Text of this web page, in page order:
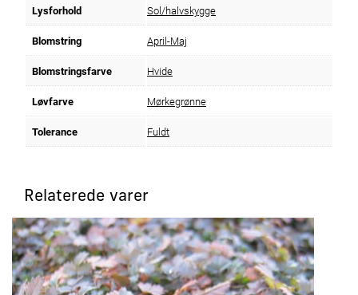
Lysforhold Sol/halvskygge
Blomstring April-Maj
Blomstringsfarve Hvide
Løvfarve Mørkegrønne
Tolerance Fuldt
Relaterede varer